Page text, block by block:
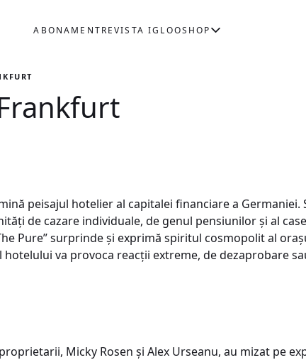
ABONAMENTREVISTA IGLOOSHOP
peisajul hotelier al capitalei financiare a
de cazare individuale, de genul pensiunilor şi al
Pure” surprinde şi exprimă spiritul cosmopolit al
va provoca reacţii extreme, de dezaprobare
Micky Rosen şi Alex Urseanu, au mizat pe